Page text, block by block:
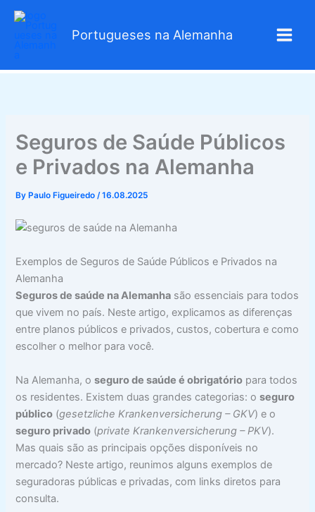
Skip
Portugueses na Alemanha
Seguros de Saúde Públicos
e Privados na Alemanha
By Paulo Figueiredo/16.08.2025
Exemplos de Seguros de Saúde Públicos e Privados na
Alemanha
Seguros de saúde na Alemanha são essenciais para todos
que vivem no país. Neste artigo, explicamos as diferenças
entre planos públicos e privados, custos, cobertura e como
escolher o melhor para você.
Na Alemanha, oseguro de saúde é obrigatório para todos
os residentes. Existem duas grandes categorias: oseguro
público (gesetzliche Krankenversicherung – GKV) e o
seguro privado (private Krankenversicherung – PKV).
Mas quais são as principais opções disponíveis no
mercado? Neste artigo, reunimos alguns exemplos de
seguradoras públicas e privadas, com links diretos para
consulta.